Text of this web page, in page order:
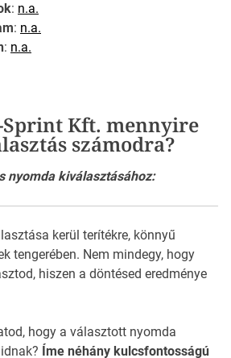
: n.a.
: n.a.
: n.a.
Sprint Kft. mennyire
számodra?
nyomda kiválasztásához:
kerül terítékre, könnyű
tengerében. Nem mindegy, hogy
hiszen a döntésed eredménye
hogy a választott nyomda
Íme néhány kulcsfontosságú